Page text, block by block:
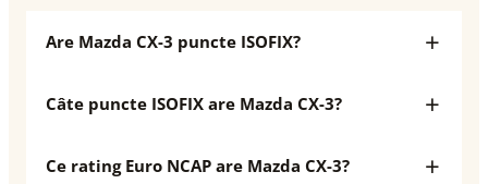
Are Mazda CX-3 puncte ISOFIX?
Câte puncte ISOFIX are Mazda CX-3?
Ce rating Euro NCAP are Mazda CX-3?